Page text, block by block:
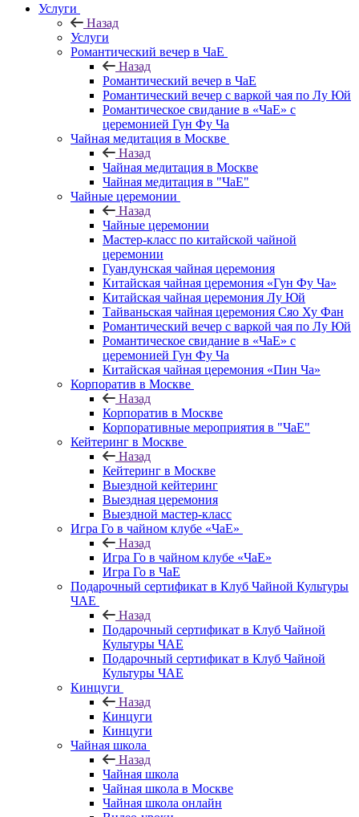
Услуги
Назад
Услуги
Романтический вечер в ЧаЕ
Назад
Романтический вечер в ЧаЕ
Романтический вечер с варкой чая по Лу Юй
Романтическое свидание в «ЧаЕ» с
церемонией Гун Фу Ча
Чайная медитация в Москве
Назад
Чайная медитация в Москве
Чайная медитация в "ЧаЕ"
Чайные церемонии
Назад
Чайные церемонии
Мастер-класс по китайской чайной
церемонии
Гуандунская чайная церемония
Китайская чайная церемония «Гун Фу Ча»
Китайская чайная церемония Лу Юй
Тайваньская чайная церемония Сяо Ху Фан
Романтический вечер с варкой чая по Лу Юй
Романтическое свидание в «ЧаЕ» с
церемонией Гун Фу Ча
Китайская чайная церемония «Пин Ча»
Корпоратив в Москве
Назад
Корпоратив в Москве
Корпоративные мероприятия в "ЧаЕ"
Кейтеринг в Москве
Назад
Кейтеринг в Москве
Выездной кейтеринг
Выездная церемония
Выездной мастер-класс
Игра Го в чайном клубе «ЧаЕ»
Назад
Игра Го в чайном клубе «ЧаЕ»
Игра Го в ЧаЕ
Подарочный сертификат в Клуб Чайной Культуры
ЧАЕ
Назад
Подарочный сертификат в Клуб Чайной
Культуры ЧАЕ
Подарочный сертификат в Клуб Чайной
Культуры ЧАЕ
Кинцуги
Назад
Кинцуги
Кинцуги
Чайная школа
Назад
Чайная школа
Чайная школа в Москве
Чайная школа онлайн